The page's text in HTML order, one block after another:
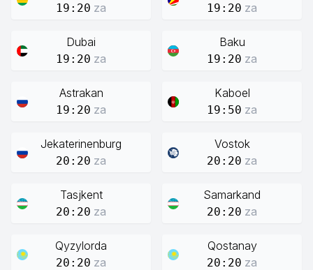
19:20 za 19:20 za
Dubai
19:20 za
Baku
19:20 za
Astrakan
19:20 za
Kaboel
19:50 za
Jekaterinenburg
20:20 za
Vostok
20:20 za
Tasjkent
20:20 za
Samarkand
20:20 za
Qyzylorda
20:20 za
Qostanay
20:20 za